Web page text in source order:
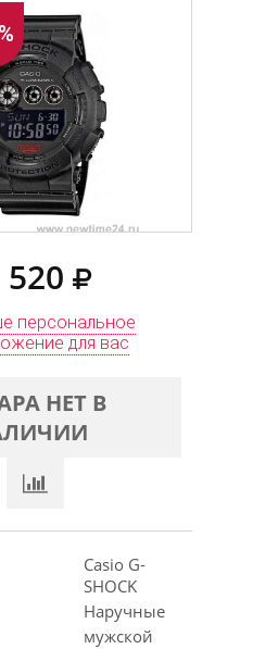
520
персональное
для вас
НЕТ В
Casio G-
SHOCK
Наручные
мужской